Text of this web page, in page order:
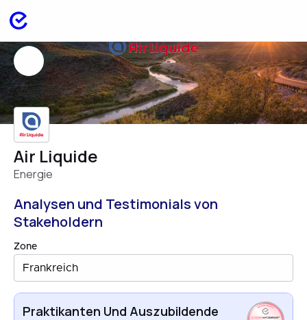
Air Liquide
Energie
Analysen und Testimonials von
Stakeholdern
Zone
Frankreich
Praktikanten Und Auszubildende